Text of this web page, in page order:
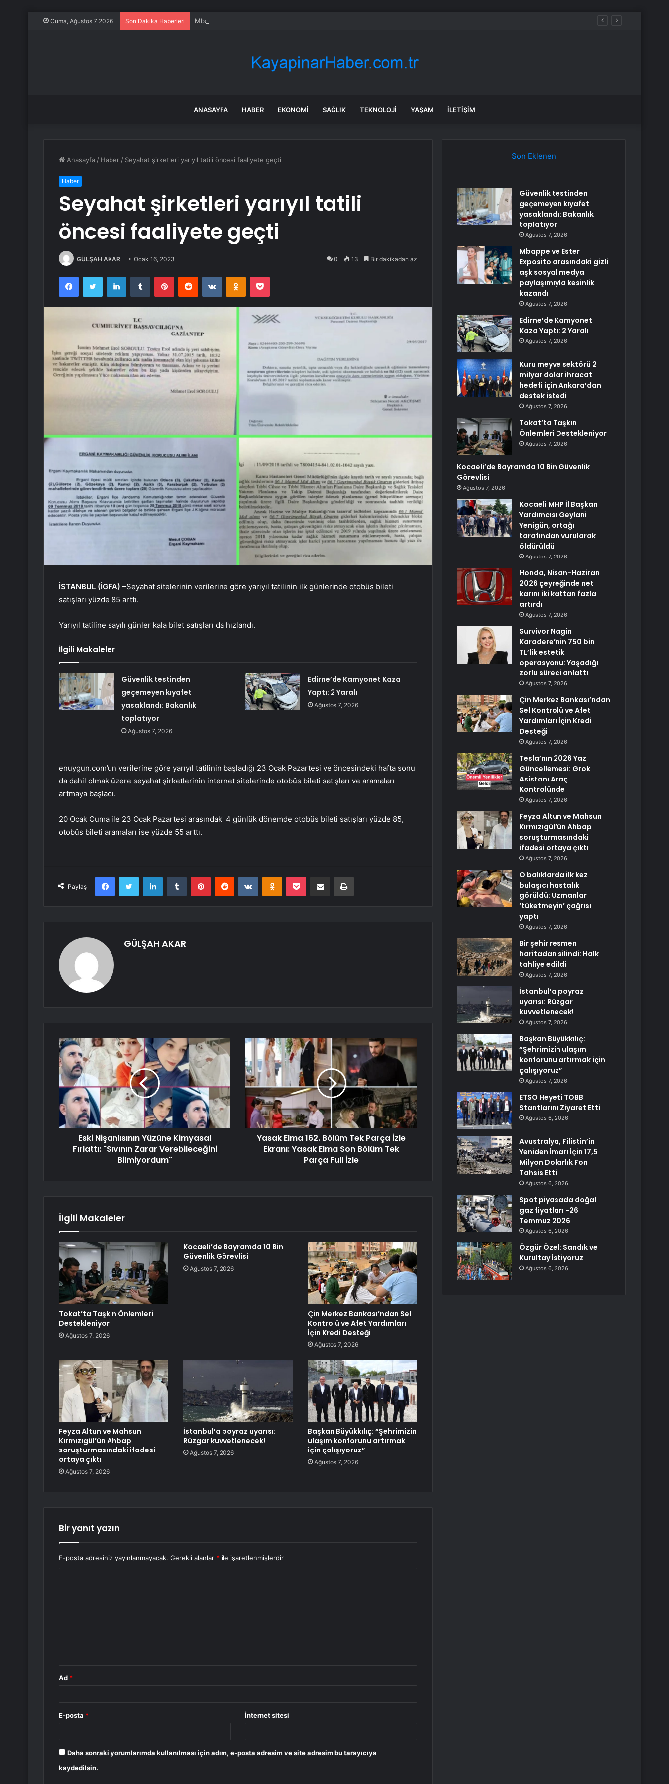
Cuma, Ağustos 7 2026 Son Dakika Haberleri Mbappe ve Ester Exposito arasındaki gizli aşk sosyal medya paylaşımıyla kesinlik kazandı
ANASAYFA HABER EKONOMI SAĞLIK TEKNOLOJI YAŞAM İLETIŞIM
Anasayfa / Haber / Seyahat şirketleri yarıyıl tatili öncesi faaliyete geçti
Haber
Seyahat şirketleri yarıyıl tatili
öncesi faaliyete geçti
GÜLŞAH AKAR Ocak 16, 2023 0 13 Bir dakikadan az
FacebookTwitter LinkedInTumblr PinterestReddit VKontakteOdnoklassniki
Pocket
İSTANBUL (İGFA) –Seyahat sitelerinin verilerine göre yarıyıl tatilinin ilk günlerinde otobüs bileti
satışları yüzde 85 arttı.
Yarıyıl tatiline sayılı günler kala bilet satışları da hızlandı.
İlgili Makaleler
Güvenlik testinden
geçemeyen kıyafet
yasaklandı: Bakanlık
toplatıyor
Ağustos 7, 2026
Edirne’de Kamyonet Kaza
Yaptı: 2 Yaralı
Ağustos 7, 2026
enuygun.com’un verilerine göre yarıyıl tatilinin başladığı 23 Ocak Pazartesi ve öncesindeki hafta sonu
da dahil olmak üzere seyahat şirketlerinin internet sitelerinde otobüs bileti satışları ve aramaları
artmaya başladı.
20 Ocak Cuma ile 23 Ocak Pazartesi arasındaki 4 günlük dönemde otobüs bileti satışları yüzde 85,
otobüs bileti aramaları ise yüzde 55 arttı.
Paylaş
FacebookTwitter LinkedInTumblr PinterestReddit VKontakteOdnoklassniki
Pocket E-Posta ile paylaş Yazdır
GÜLŞAH AKAR
Eski Nişanlısının Yüzüne Kimyasal
Fırlattı: "Sıvının Zarar Verebileceğini
Bilmiyordum"
Yasak Elma 162. Bölüm Tek Parça İzle
Ekranı: Yasak Elma Son Bölüm Tek
Parça Full İzle
İlgili Makaleler
Tokat’ta Taşkın Önlemleri
Destekleniyor
Ağustos 7, 2026
Kocaeli’de Bayramda 10 Bin
Güvenlik Görevlisi
Ağustos 7, 2026
Çin Merkez Bankası’ndan Sel
Kontrolü ve Afet Yardımları
İçin Kredi Desteği
Ağustos 7, 2026
Feyza Altun ve Mahsun
Kırmızıgül’ün Ahbap
soruşturmasındaki ifadesi
ortaya çıktı
Ağustos 7, 2026
İstanbul’a poyraz uyarısı:
Rüzgar kuvvetlenecek!
Ağustos 7, 2026
Başkan Büyükkılıç: “Şehrimizin
ulaşım konforunu artırmak
için çalışıyoruz”
Ağustos 7, 2026
Bir yanıt yazın
E-posta adresiniz yayınlanmayacak. Gerekli alanlar * ile işaretlenmişlerdir
Ad *
E-posta * İnternet sitesi
Daha sonraki yorumlarımda kullanılması için adım, e-posta adresim ve site adresim bu tarayıcıya
kaydedilsin.
Son Eklenen
Güvenlik testinden
geçemeyen kıyafet
yasaklandı: Bakanlık
toplatıyor
Ağustos 7, 2026
Mbappe ve Ester
Exposito arasındaki gizli
aşk sosyal medya
paylaşımıyla kesinlik
kazandı
Ağustos 7, 2026
Edirne’de Kamyonet
Kaza Yaptı: 2 Yaralı
Ağustos 7, 2026
Kuru meyve sektörü 2
milyar dolar ihracat
hedefi için Ankara’dan
destek istedi
Ağustos 7, 2026
Tokat’ta Taşkın
Önlemleri Destekleniyor
Ağustos 7, 2026
Kocaeli’de Bayramda 10 Bin Güvenlik
Görevlisi
Ağustos 7, 2026
Kocaeli MHP İl Başkan
Yardımcısı Geylani
Yenigün, ortağı
tarafından vurularak
öldürüldü
Ağustos 7, 2026
Honda, Nisan-Haziran
2026 çeyreğinde net
karını iki kattan fazla
artırdı
Ağustos 7, 2026
Survivor Nagin
Karadere’nin 750 bin
TL’lik estetik
operasyonu: Yaşadığı
zorlu süreci anlattı
Ağustos 7, 2026
Çin Merkez Bankası’ndan
Sel Kontrolü ve Afet
Yardımları İçin Kredi
Desteği
Ağustos 7, 2026
Tesla’nın 2026 Yaz
Güncellemesi: Grok
Asistanı Araç
Kontrolünde
Ağustos 7, 2026
Feyza Altun ve Mahsun
Kırmızıgül’ün Ahbap
soruşturmasındaki
ifadesi ortaya çıktı
Ağustos 7, 2026
O balıklarda ilk kez
bulaşıcı hastalık
görüldü: Uzmanlar
‘tüketmeyin’ çağrısı
yaptı
Ağustos 7, 2026
Bir şehir resmen
haritadan silindi: Halk
tahliye edildi
Ağustos 7, 2026
İstanbul’a poyraz
uyarısı: Rüzgar
kuvvetlenecek!
Ağustos 7, 2026
Başkan Büyükkılıç:
“Şehrimizin ulaşım
konforunu artırmak için
çalışıyoruz”
Ağustos 7, 2026
ETSO Heyeti TOBB
Stantlarını Ziyaret Etti
Ağustos 6, 2026
Avustralya, Filistin’in
Yeniden İmarı İçin 17,5
Milyon Dolarlık Fon
Tahsis Etti
Ağustos 6, 2026
Spot piyasada doğal
gaz fiyatları -26
Temmuz 2026
Ağustos 6, 2026
Özgür Özel: Sandık ve
Kurultay İstiyoruz
Ağustos 6, 2026